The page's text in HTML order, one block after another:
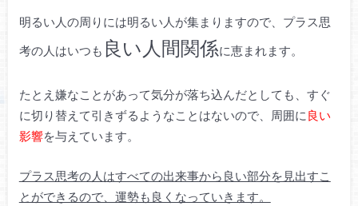
明るい人の周りには明るい人が集まりますので、プラス思
考の人はいつも 良い人間関係に恵まれます。
たとえ嫌なことがあって気分が落ち込んだとしても、すぐ
に切り替えて引きずるようなことはないので、周囲に 良い
影響を与えています。
プラス思考の人はすべての出来事から良い部分を見出すこ
とができるので、運勢も良くなっていきます。